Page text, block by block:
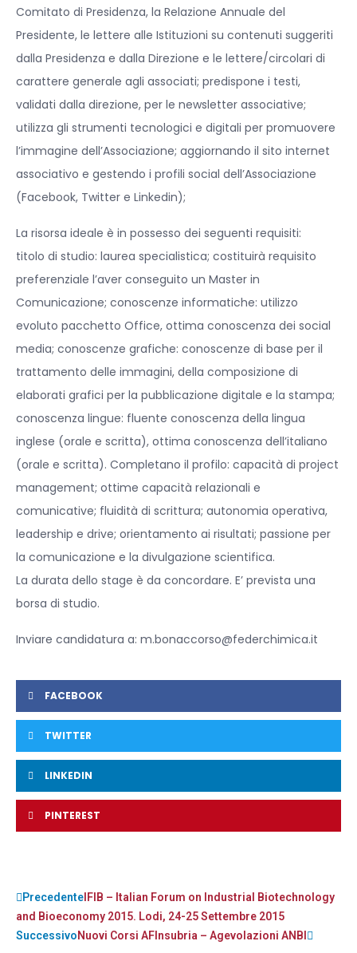
Comitato di Presidenza, la Relazione Annuale del
Presidente, le lettere alle Istituzioni su contenuti suggeriti
dalla Presidenza e dalla Direzione e le lettere/circolari di
carattere generale agli associati; predispone i testi,
validati dalla direzione, per le newsletter associative;
utilizza gli strumenti tecnologici e digitali per promuovere
l’immagine dell’Associazione; aggiornando il sito internet
associativo e gestendo i profili social dell’Associazione
(Facebook, Twitter e Linkedin);
La risorsa ideale è in possesso dei seguenti requisiti:
titolo di studio: laurea specialistica; costituirà requisito
preferenziale l’aver conseguito un Master in
Comunicazione; conoscenze informatiche: utilizzo
evoluto pacchetto Office, ottima conoscenza dei social
media; conoscenze grafiche: conoscenze di base per il
trattamento delle immagini, della composizione di
elaborati grafici per la pubblicazione digitale e la stampa;
conoscenza lingue: fluente conoscenza della lingua
inglese (orale e scritta), ottima conoscenza dell’italiano
(orale e scritta). Completano il profilo: capacità di project
management; ottime capacità relazionali e
comunicative; fluidità di scrittura; autonomia operativa,
leadership e drive; orientamento ai risultati; passione per
la comunicazione e la divulgazione scientifica.
La durata dello stage è da concordare. E’ prevista una
borsa di studio.
Inviare candidatura a: m.bonaccorso@federchimica.it
FACEBOOK
TWITTER
LINKEDIN
PINTEREST
Precedente IFIB – Italian Forum on Industrial Biotechnology
and Bioeconomy 2015. Lodi, 24-25 Settembre 2015
SuccessivoNuovi Corsi AFInsubria – Agevolazioni ANBI